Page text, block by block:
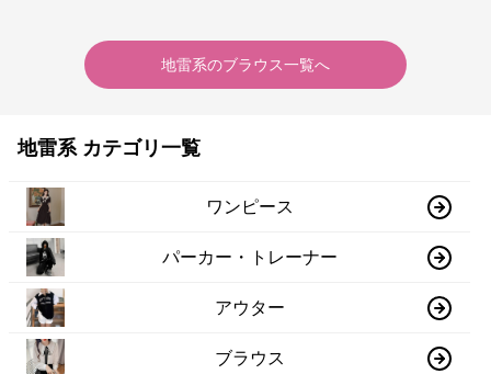
地雷系のブラウス一覧へ
地雷系 カテゴリ一覧
ワンピース
パーカー・トレーナー
アウター
ブラウス